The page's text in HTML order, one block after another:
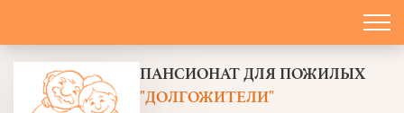
ПАНСИОНАТ ДЛЯ ПОЖИЛЫХ
"ДОЛГОЖИТЕЛИ"